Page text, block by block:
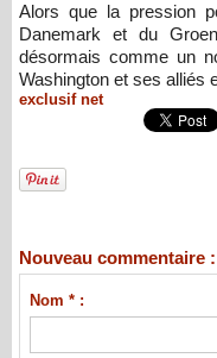
Alors que la pression
Danemark et du
désormais comme un
Washington et ses alliés
exclusif net
Nouveau commentaire :
Nom * :